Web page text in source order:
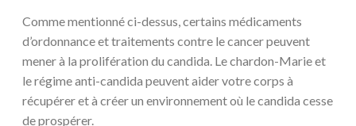
Comme mentionné ci-dessus, certains médicaments
d’ordonnance et traitements contre le cancer peuvent
mener à la prolifération du candida. Le chardon-Marie et
le régime anti-candida peuvent aider votre corps à
récupérer et à créer un environnement où le candida cesse
de prospérer.